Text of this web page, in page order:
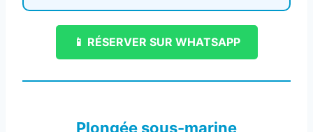
📱 RÉSERVER SUR WHATSAPP
Plongée sous-marine